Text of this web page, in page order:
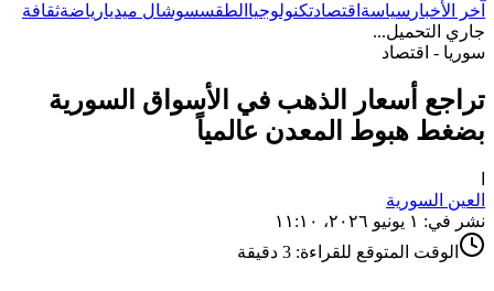
آخر الأخبار سياسة اقتصادتكنولوجيا الطقسسوشال ميديارياضةثقافة
جاري التحميل...
سوريا - اقتصاد
تراجع أسعار الذهب في الأسواق السورية
بضغط هبوط المعدن عالمياً
العين السورية
نشر في: ١ يونيو ٢٠٢٦، ١١:١٠
الوقت المتوقع للقراءة: 3 دقيقة